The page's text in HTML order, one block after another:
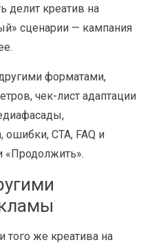
делит креатив на
сценарии — кампания
форматами,
чек-лист адаптации
CTA, FAQ и
«Продолжить».
того же креатива на